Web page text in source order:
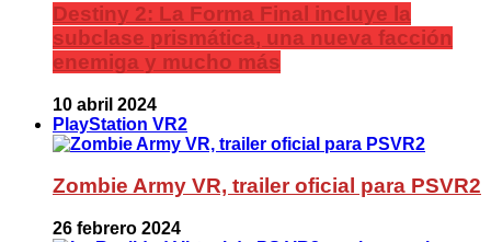
Destiny 2: La Forma Final incluye la
subclase prismática, una nueva facción
enemiga y mucho más
10 abril 2024
PlayStation VR2
Zombie Army VR, trailer oficial para PSVR2
26 febrero 2024